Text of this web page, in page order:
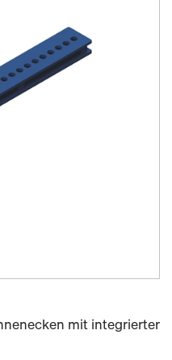
mit integrierter